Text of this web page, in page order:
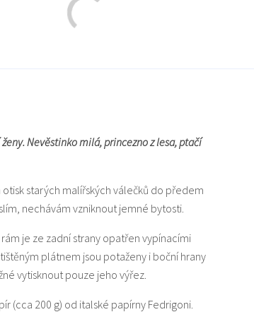
Nevěstinko milá, princezno z lesa, ptačí
starých malířských válečků do předem
nechávám vzniknout jemné bytosti.
je ze zadní strany opatřen vypínacími
plátnem jsou potaženy i boční hrany
vytisknout pouze jeho výřez.
(cca 200 g) od italské papírny Fedrigoni.